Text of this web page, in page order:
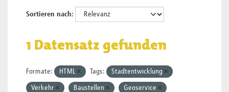
Sortieren nach
1 Datensatz gefunden
Formate: HTML Tags: Stadtentwicklung
Verkehr Baustellen Geoservice